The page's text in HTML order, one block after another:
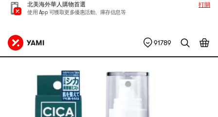
北美海外華人購物首選
使用 App 可獲取更多優惠活動、庫存信息等
打開
91789